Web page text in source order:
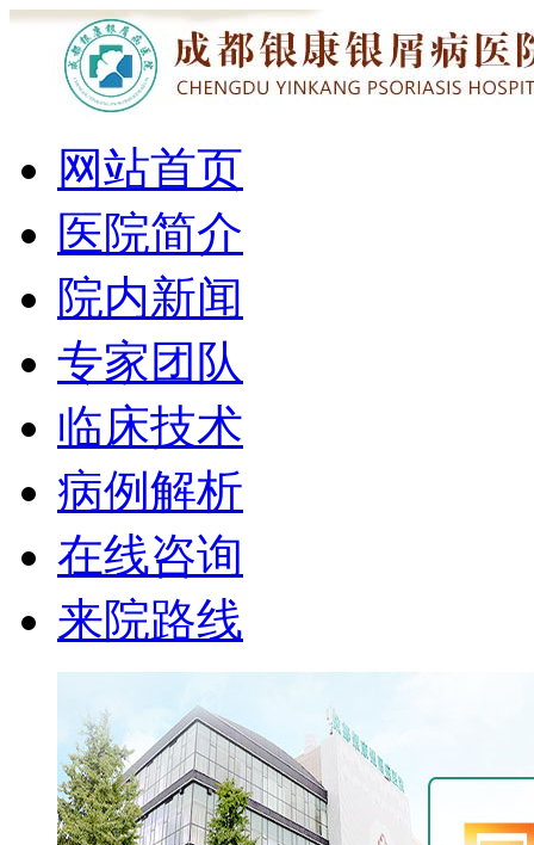
网站首页
医院简介
院内新闻
专家团队
临床技术
病例解析
在线咨询
来院路线